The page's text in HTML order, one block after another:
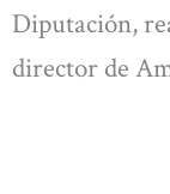
Diputación,
director de